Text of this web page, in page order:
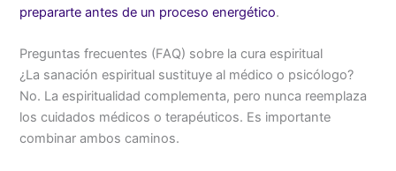
prepararte antes de un proceso energético.
Preguntas frecuentes (FAQ) sobre la cura espiritual
¿La sanación espiritual sustituye al médico o psicólogo?
No. La espiritualidad complementa, pero nunca reemplaza
los cuidados médicos o terapéuticos. Es importante
combinar ambos caminos.